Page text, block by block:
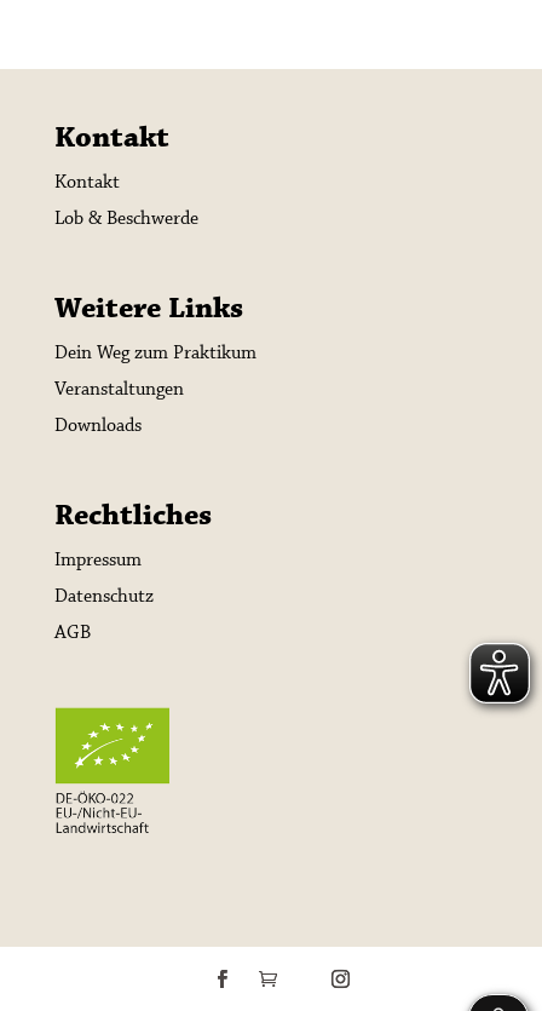
Kontakt
Kontakt
Lob & Beschwerde
Weitere Links
Dein Weg zum Praktikum
Veranstaltungen
Downloads
Rechtliches
Impressum
Datenschutz
AGB